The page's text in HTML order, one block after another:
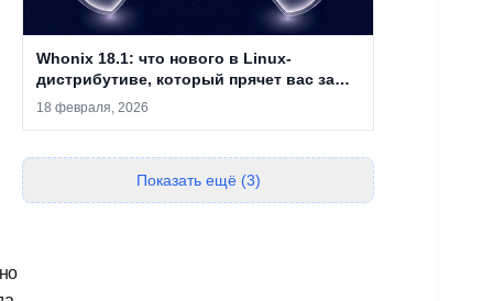
Whonix 18.1: что нового в Linux-
дистрибутиве, который прячет вас за
двумя виртуальными машинами
18 февраля, 2026
Показать ещё (3)